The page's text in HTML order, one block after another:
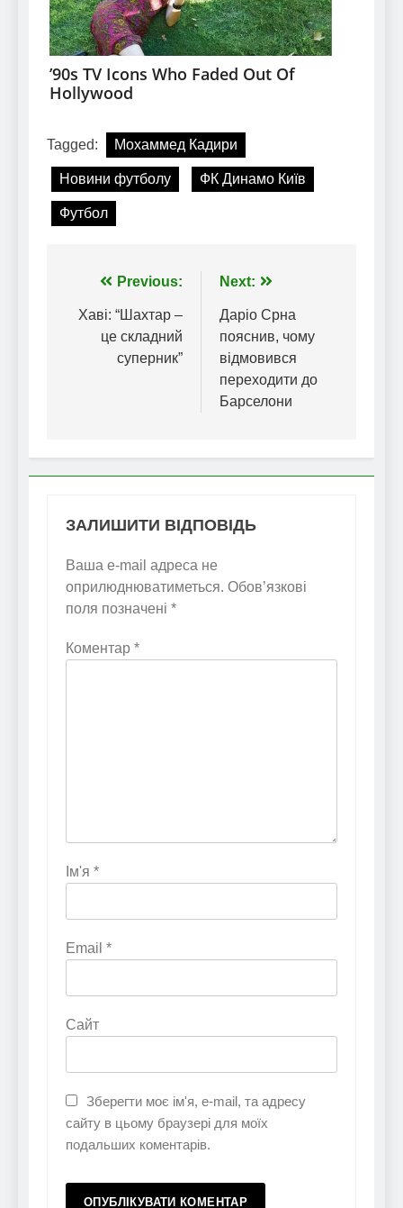
Tagged: Мохаммед Кадири
Новини футболу ФК Динамо Київ
Футбол
Навігація
записів
Previous:
Хаві: “Шахтар –
це складний
суперник”
Next:
Даріо Срна
пояснив, чому
відмовився
переходити до
Барселони
ЗАЛИШИТИ ВІДПОВІДЬ
Ваша e-mail адреса не
оприлюднюватиметься. Обов’язкові
поля позначені *
Коментар *
Ім'я *
Email *
Сайт
Зберегти моє ім'я, e-mail, та адресу
сайту в цьому браузері для моїх
подальших коментарів.